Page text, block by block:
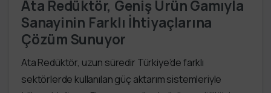
Ata Redüktör, Geniş Ürün Gamıyla
Sanayinin Farklı İhtiyaçlarına
Çözüm Sunuyor
Ata Redüktör, uzun süredir Türkiye’de farklı
sektörlerde kullanılan güç aktarım sistemleriyle